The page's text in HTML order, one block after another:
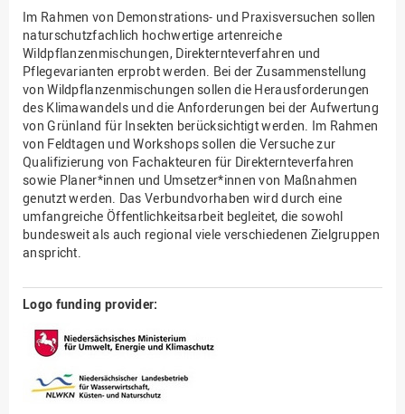
Im Rahmen von Demonstrations- und Praxisversuchen sollen
naturschutzfachlich hochwertige artenreiche
Wildpflanzenmischungen, Direkternteverfahren und
Pflegevarianten erprobt werden. Bei der Zusammenstellung
von Wildpflanzenmischungen sollen die Herausforderungen
des Klimawandels und die Anforderungen bei der Aufwertung
von Grünland für Insekten berücksichtigt werden. Im Rahmen
von Feldtagen und Workshops sollen die Versuche zur
Qualifizierung von Fachakteuren für Direkternteverfahren
sowie Planer*innen und Umsetzer*innen von Maßnahmen
genutzt werden. Das Verbundvorhaben wird durch eine
umfangreiche Öffentlichkeitsarbeit begleitet, die sowohl
bundesweit als auch regional viele verschiedenen Zielgruppen
anspricht.
Logo funding provider: